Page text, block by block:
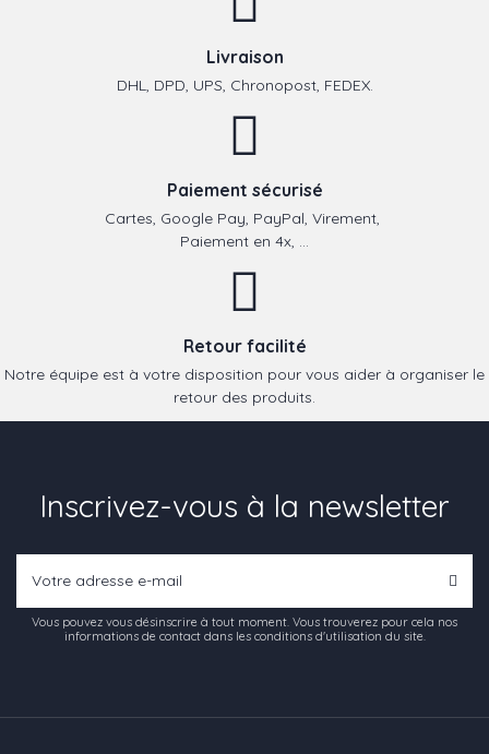
Livraison
DHL, DPD, UPS, Chronopost, FEDEX.
Paiement sécurisé
Cartes, Google Pay, PayPal, Virement,
Paiement en 4x, ...
Retour facilité
Notre équipe est à votre disposition pour vous aider à organiser le
retour des produits.
Inscrivez-vous à la newsletter
Vous pouvez vous désinscrire à tout moment. Vous trouverez pour cela nos
informations de contact dans les conditions d'utilisation du site.